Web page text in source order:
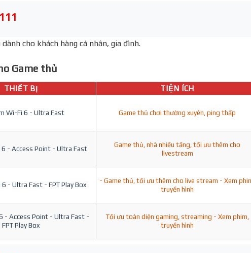
cho khách hàng cá nhân, gia đình.
Game thủ
THIẾT BỊ TIỆN ÍCH
Wi-Fi 6 - Ultra Fast Game thủ chơi thường xuyên, ping thấp
- Access Point - Ultra Fast
Game thủ, nhà nhiều tầng, tối ưu thêm cho
livestream
- Ultra Fast - FPT Play Box
- Game thủ, tối ưu thêm cho live stream - Xem
truyền hình
- Access Point - Ultra Fast -
FPT Play Box
Tối ưu toàn diện gaming, streaming - Xem phim,
truyền hình